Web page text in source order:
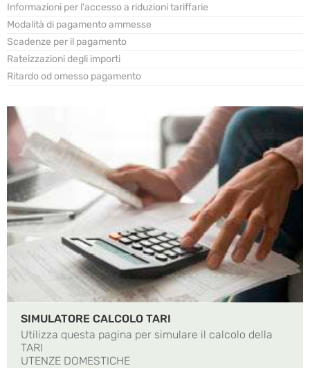
Informazioni per l'accesso a riduzioni tariffarie
Modalità di pagamento ammesse
Scadenze per il pagamento
Rateizzazioni degli importi
Ritardo od omesso pagamento
SIMULATORE CALCOLO TARI
Utilizza questa pagina per simulare il calcolo della
TARI
UTENZE DOMESTICHE